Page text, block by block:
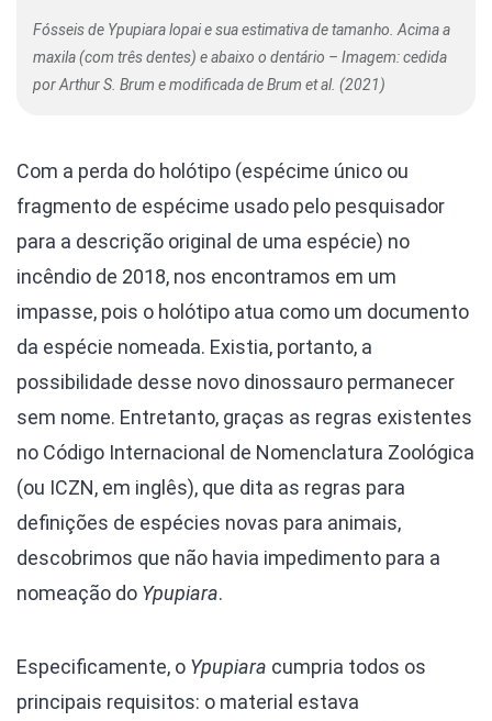
Fósseis de Ypupiara lopai e sua estimativa de tamanho. Acima a
maxila (com três dentes) e abaixo o dentário – Imagem: cedida
por Arthur S. Brum e modificada de Brum et al. (2021)
Com a perda do holótipo (espécime único ou
fragmento de espécime usado pelo pesquisador
para a descrição original de uma espécie) no
incêndio de 2018, nos encontramos em um
impasse, pois o holótipo atua como um documento
da espécie nomeada. Existia, portanto, a
possibilidade desse novo dinossauro permanecer
sem nome. Entretanto, graças as regras existentes
no Código Internacional de Nomenclatura Zoológica
(ou ICZN, em inglês), que dita as regras para
definições de espécies novas para animais,
descobrimos que não havia impedimento para a
nomeação do Ypupiara.
Especificamente, o Ypupiara cumpria todos os
principais requisitos: o material estava